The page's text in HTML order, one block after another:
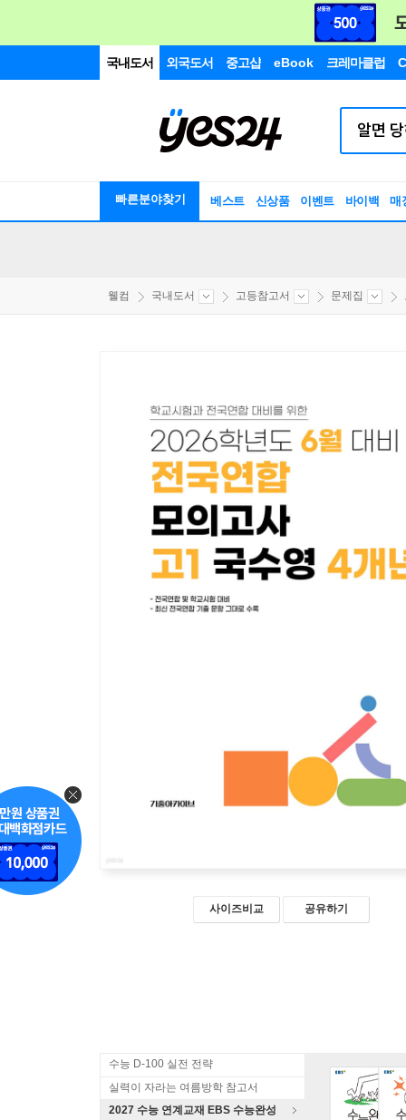
국내도서 외국도서 중고샵 eBook 크레마클럽
빠른분야찾기 베스트 신상품 이벤트 바이백 매
웰컴 국내도서 고등참고서 문제집
사이즈비교 공유하기
수능 D-100 실전 전략
실력이 자라는 여름방학 참고서
2027 수능 연계교재 EBS 수능완성